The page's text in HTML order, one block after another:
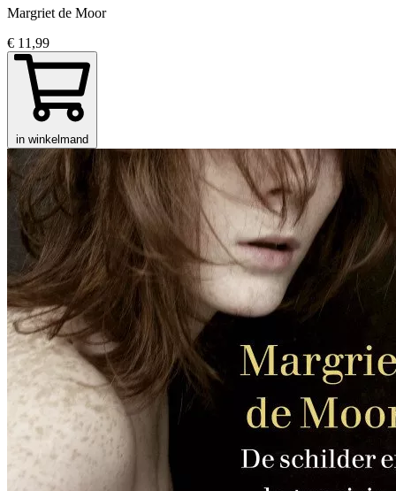
Margriet de Moor
€ 11,99
in winkelmand